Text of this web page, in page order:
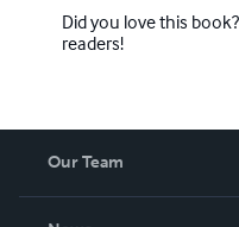
Did you love this
readers!
Our Team